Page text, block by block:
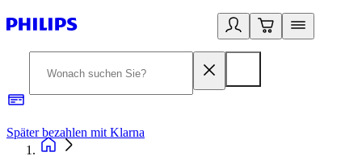
Später bezahlen mit Klarna